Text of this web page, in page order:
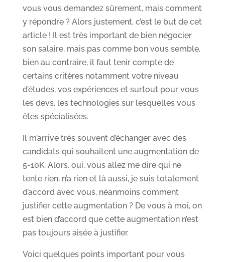
vous vous demandez sûrement, mais comment
y répondre ? Alors justement, c’est le but de cet
article ! Il est très important de bien négocier
son salaire, mais pas comme bon vous semble,
bien au contraire, il faut tenir compte de
certains critères notamment votre niveau
d’études, vos expériences et surtout pour vous
les devs, les technologies sur lesquelles vous
êtes spécialisées.
Il m’arrive très souvent d’échanger avec des
candidats qui souhaitent une augmentation de
5-10K. Alors, oui, vous allez me dire qui ne
tente rien, n’a rien et là aussi, je suis totalement
d’accord avec vous, néanmoins comment
justifier cette augmentation ? De vous à moi, on
est bien d’accord que cette augmentation n’est
pas toujours aisée à justifier.
Voici quelques points important pour vous